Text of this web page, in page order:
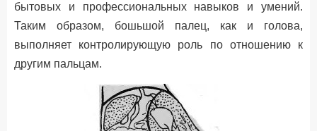
бытовых и профессиональных навыков и умений.
Таким образом, бошьшой палец, как и голова,
выполняет контролирующую роль по отношению к
другим пальцам.